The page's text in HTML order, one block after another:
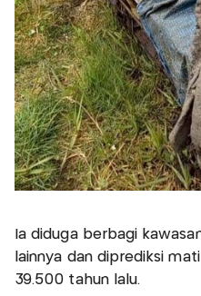
Ia diduga berbagi
lainnya dan diprediksi
39.500 tahun lalu.